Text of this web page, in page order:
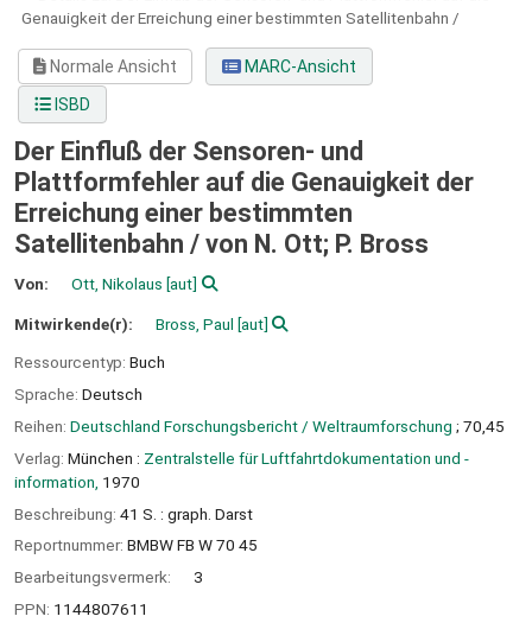
Genauigkeit der Erreichung einer bestimmten Satellitenbahn /
Normale Ansicht
MARC-Ansicht
ISBD
Der Einfluß der Sensoren- und
Plattformfehler auf die Genauigkeit der
Erreichung einer bestimmten
Satellitenbahn / von N. Ott; P. Bross
Von: Ott, Nikolaus [aut]
Mitwirkende(r): Bross, Paul [aut]
Ressourcentyp: Buch
Sprache: Deutsch
Reihen: Deutschland Forschungsbericht / Weltraumforschung ; 70,45
Verlag: München : Zentralstelle für Luftfahrtdokumentation und -
information, 1970
Beschreibung: 41 S. : graph. Darst
Reportnummer: BMBW FB W 70 45
Bearbeitungsvermerk:
3
PPN: 1144807611